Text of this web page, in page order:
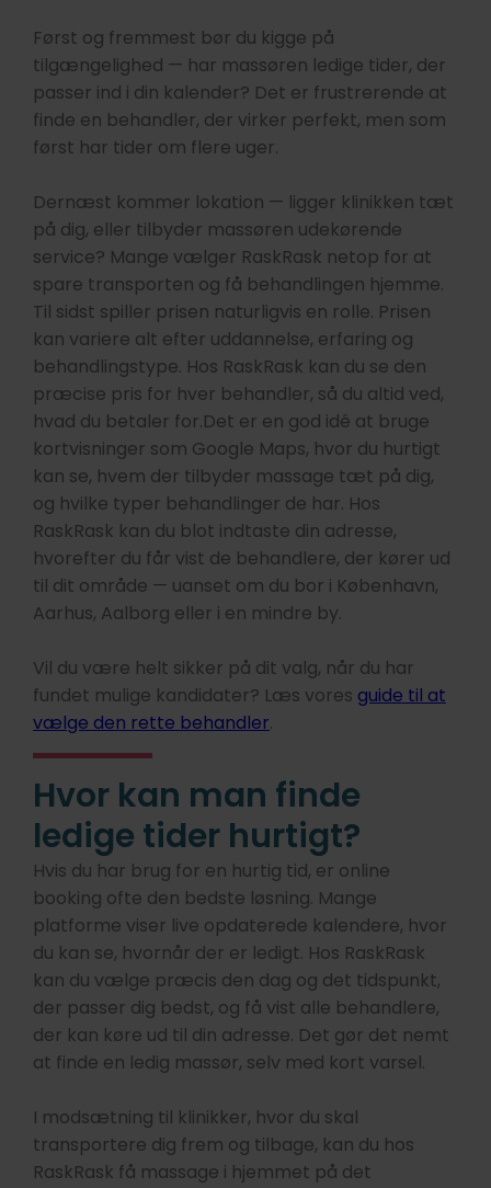
Først og fremmest bør du kigge på
tilgængelighed — har massøren ledige tider, der
passer ind i din kalender? Det er frustrerende at
finde en behandler, der virker perfekt, men som
først har tider om flere uger.
Dernæst kommer lokation — ligger klinikken tæt
på dig, eller tilbyder massøren udekørende
service? Mange vælger RaskRask netop for at
spare transporten og få behandlingen hjemme.
Til sidst spiller prisen naturligvis en rolle. Prisen
kan variere alt efter uddannelse, erfaring og
behandlingstype. Hos RaskRask kan du se den
præcise pris for hver behandler, så du altid ved,
hvad du betaler for.Det er en god idé at bruge
kortvisninger som Google Maps, hvor du hurtigt
kan se, hvem der tilbyder massage tæt på dig,
og hvilke typer behandlinger de har. Hos
RaskRask kan du blot indtaste din adresse,
hvorefter du får vist de behandlere, der kører ud
til dit område — uanset om du bor i København,
Aarhus, Aalborg eller i en mindre by.
Vil du være helt sikker på dit valg, når du har
fundet mulige kandidater? Læs vores guide til at
vælge den rette behandler.
Hvor kan man finde
ledige tider hurtigt?
Hvis du har brug for en hurtig tid, er online
booking ofte den bedste løsning. Mange
platforme viser live opdaterede kalendere, hvor
du kan se, hvornår der er ledigt. Hos RaskRask
kan du vælge præcis den dag og det tidspunkt,
der passer dig bedst, og få vist alle behandlere,
der kan køre ud til din adresse. Det gør det nemt
at finde en ledig massør, selv med kort varsel.
I modsætning til klinikker, hvor du skal
transportere dig frem og tilbage, kan du hos
RaskRask få massage i hjemmet på det